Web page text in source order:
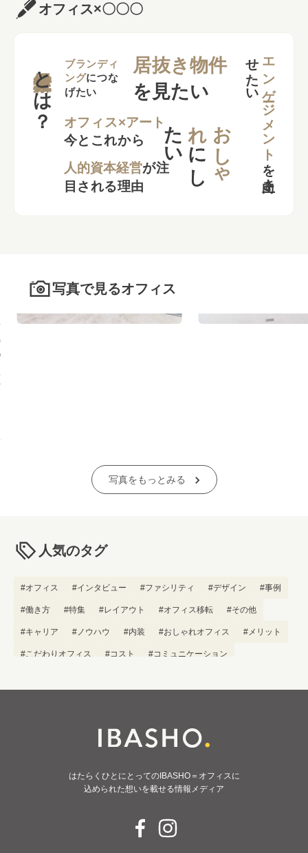
オフィス×〇〇〇
とは？
ブランディ
ングにつな
げたい
居抜き物件
を見たい
オフィス×アート
今とこれから
人的資本経営が注
目される理由
お
し
ゃ
れ
に
し
た
い エンゲージメント
を
向上さ
せ
た
い
写真で見るオフィス
写真をもっとみる
人気のタグ
#オフィス #インタビュー #ファシリティ #デザイン #事例
#働き方 #特集 #レイアウト #オフィス移転 #その他
#キャリア #ノウハウ #内装 #おしゃれオフィス #メリット
#こだわりオフィス #コスト #コミュニケーション
はたらくひとにとってのIBASHO＝オフィスに
込められた想いを載せる情報メディア